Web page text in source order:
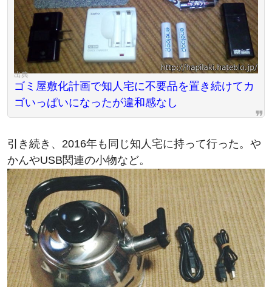
ゴミ屋敷化計画で知人宅に不要品を置き続けてカ
ゴいっぱいになったが違和感なし
引き続き、2016年も同じ知人宅に持って行った。や
かんやUSB関連の小物など。